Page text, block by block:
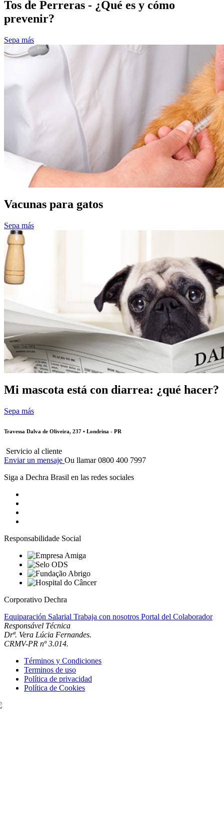
Tos de Perreras - ¿Qué es y cómo
prevenir?
Sepa más
Vacunas para gatos
Sepa más
Mi mascota está con diarrea: ¿qué hacer?
Sepa más
Travessa Dalva de Oliveira, 237 • Londrina - PR
Servicio al cliente
Enviar un mensaje Ou llamar 0800 400 7997
Siga a Dechra Brasil en las redes sociales
Responsabilidade Social
Corporativo Dechra
Equiparación Salarial Trabaja con nosotros Portal del Colaborador
Responsável Técnica
Drª. Vera Lúcia Fernandes.
CRMV-PR nº 3.014.
Términos y Condiciones
Terminos de uso
Política de privacidad
Política de Cookies